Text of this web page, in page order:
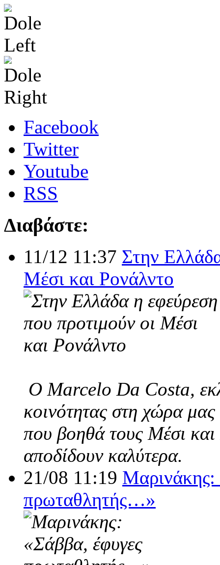
Facebook
Twitter
Youtube
RSS
Διαβάστε:
11/12 11:37 Στην
Μέσι και Ρονάλντο
Ο Marcelo Da Costa,
κοινότητας στη χώρα
που βοηθά τους Μέσι και
αποδίδουν καλύτερα.
21/08 11:19 Μαρινάκης:
πρωταθλητής…»